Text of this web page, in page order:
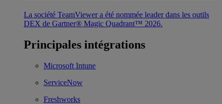
La société TeamViewer a été nommée leader dans les outils
DEX de Gartner® Magic Quadrant™ 2026.
Principales intégrations
Microsoft Intune
ServiceNow
Freshworks